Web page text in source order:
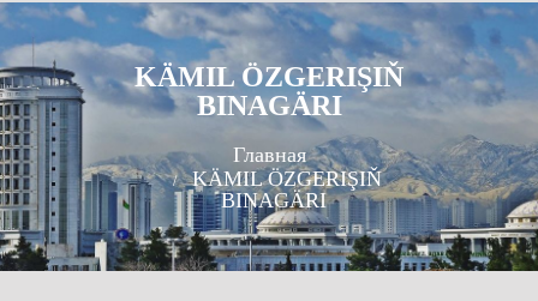
KÄMIL ÖZGERIŞIŇ
BINAGÄRI
Главная
KÄMIL ÖZGERIŞIŇ
BINAGÄRI